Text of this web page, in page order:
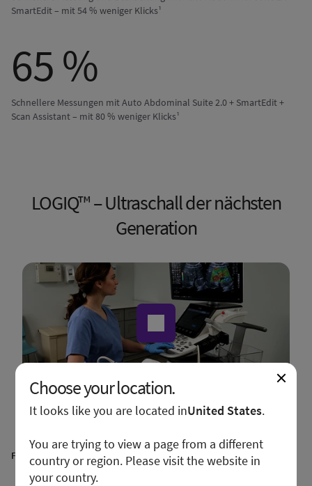
SmartEdit – mit 54 % weniger Klicks¹
65 %
Schnellere Messungen mit Auto Abdominal Suite 2.0 + SmartEdit +
Scan Assistant – mit 80 % weniger Klicks¹
LOGIQ™ – Ultraschall der nächsten
Generation
Fachbereiche
Choose your location.
It looks like you are located inUnited States.
You are trying to view a page from a different
country or region. Please visit the website in
your country.